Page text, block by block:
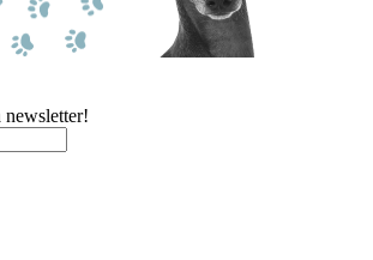
newsletter!